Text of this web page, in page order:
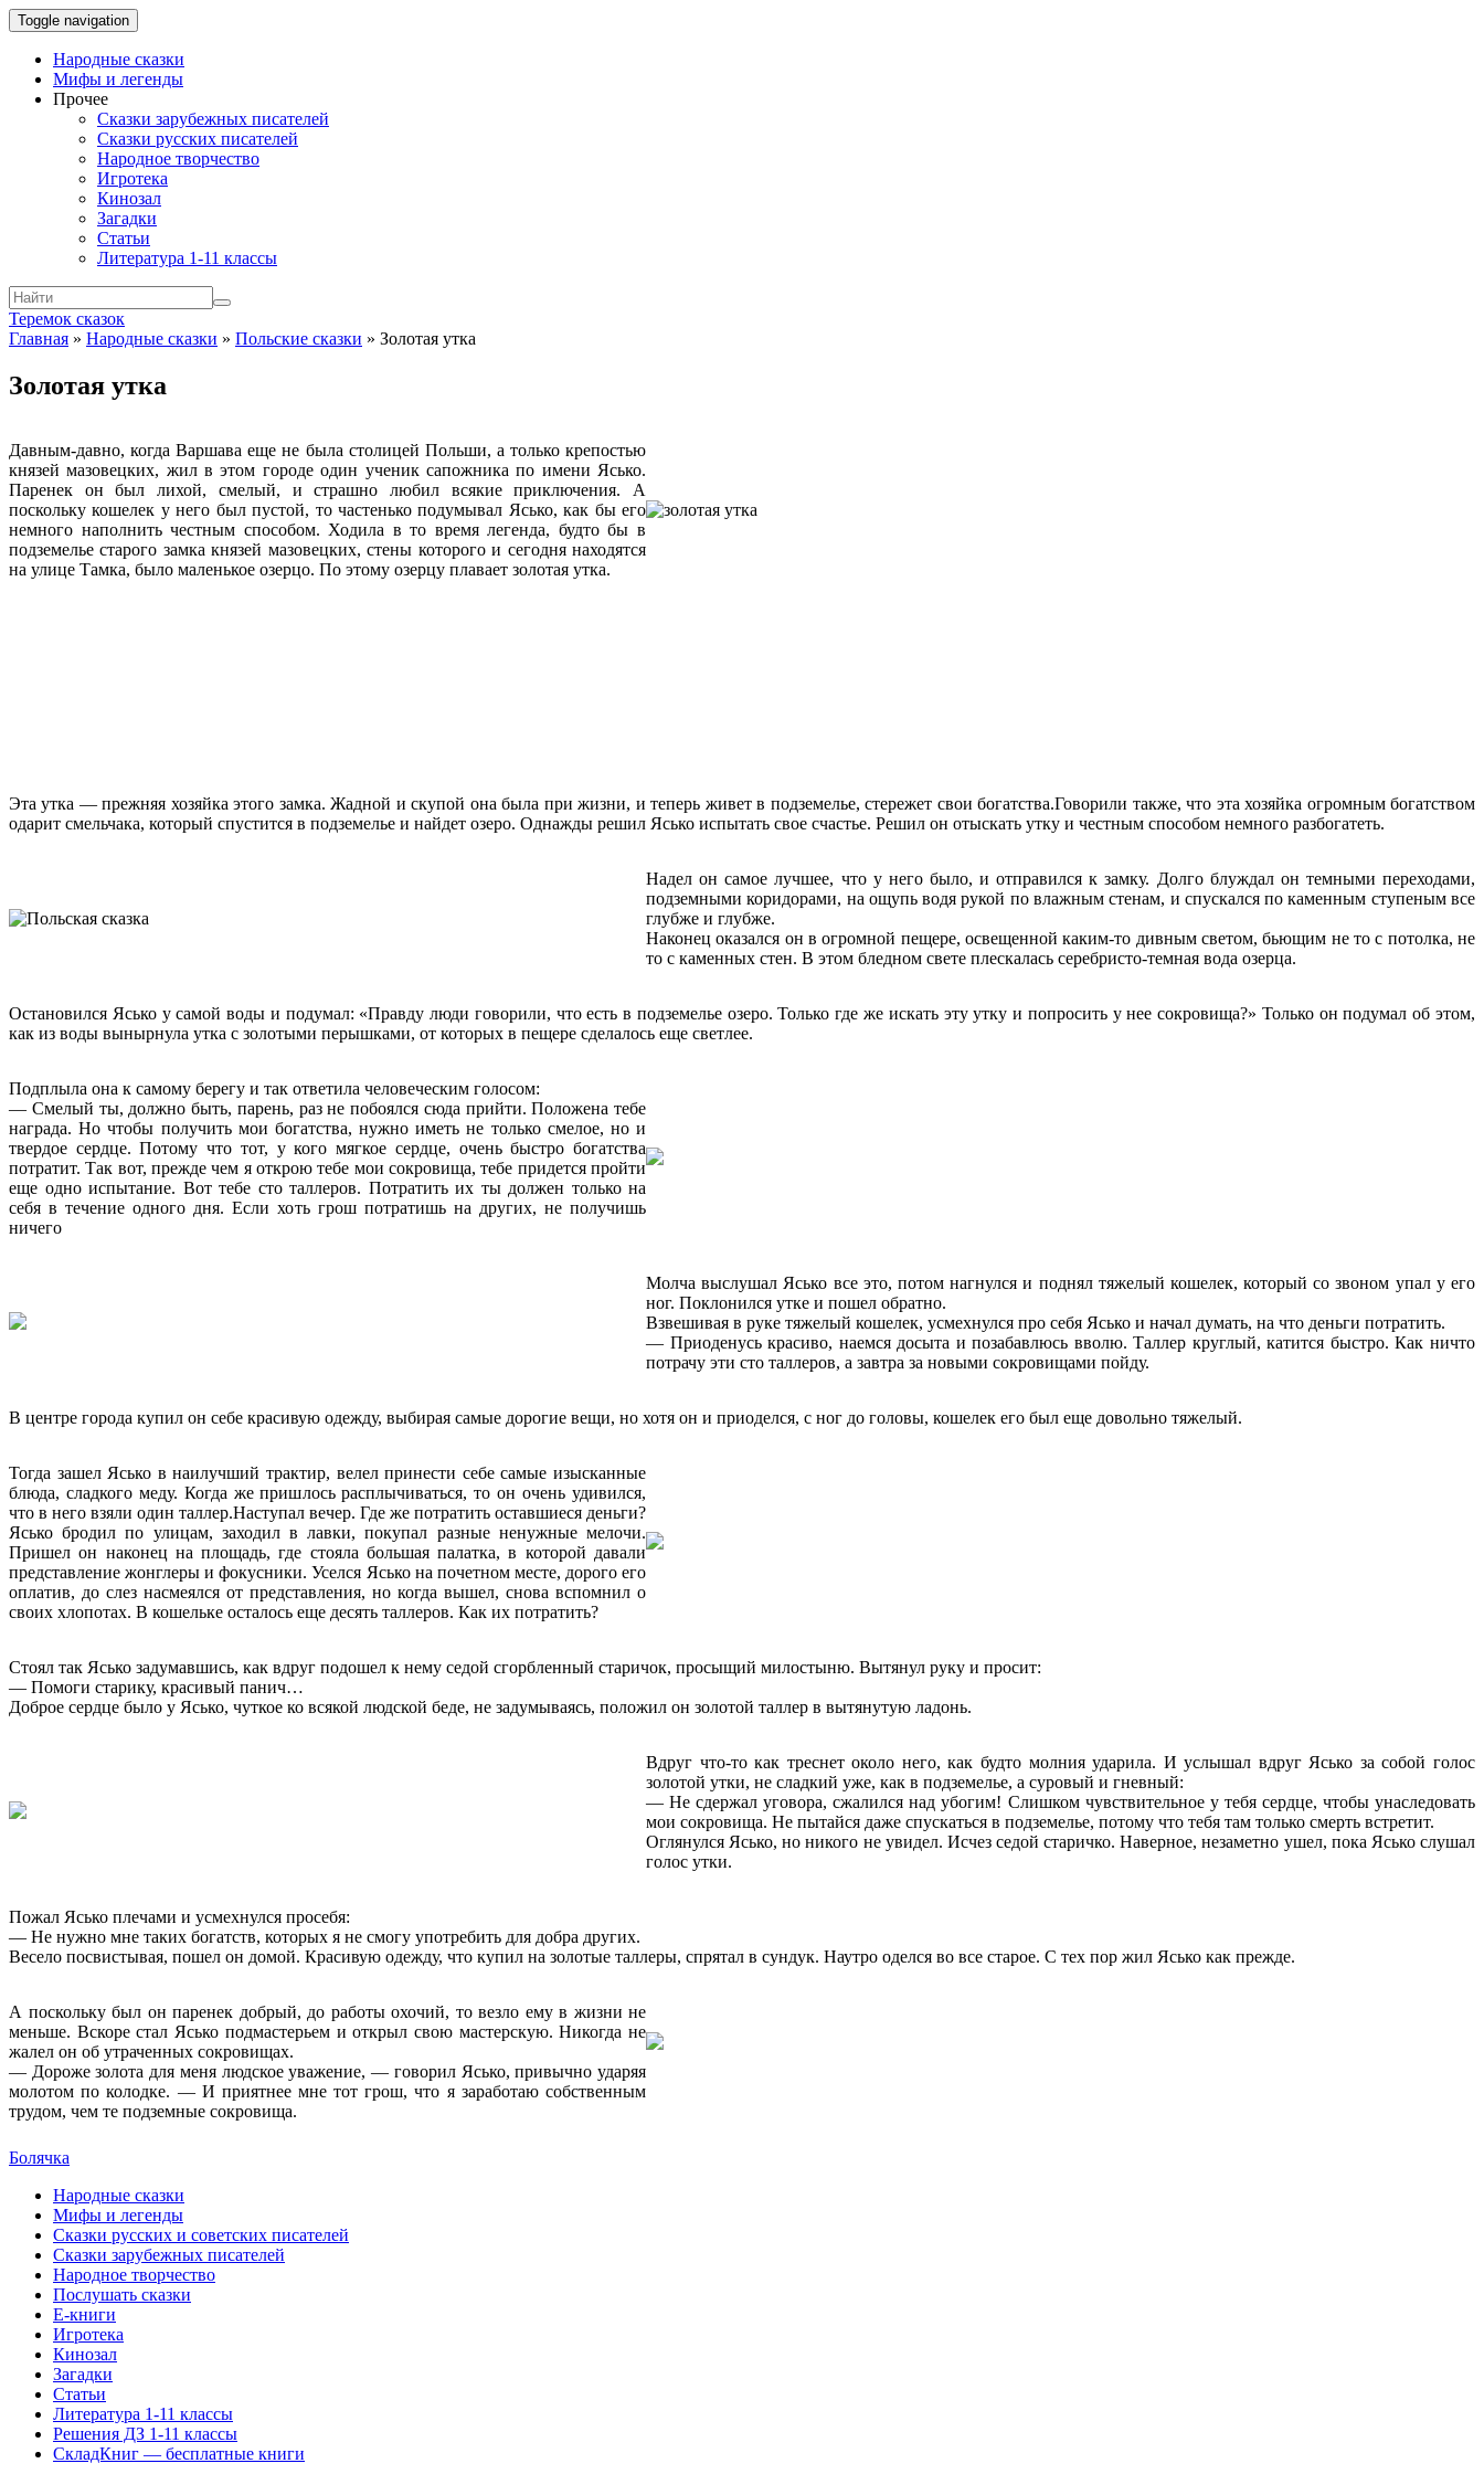
Toggle navigation
Народные сказки
Мифы и легенды
Прочее
Сказки зарубежных писателей
Сказки русских писателей
Народное творчество
Игротека
Кинозал
Загадки
Статьи
Литература 1-11 классы
Теремок сказок
Главная » Народные сказки » Польские сказки » Золотая утка
Золотая утка
Давным-давно, когда Варшава еще не была столицей Польши, а только крепостью
князей мазовецких, жил в этом городе один ученик сапожника по имени Ясько.
Паренек он был лихой, смелый, и страшно любил всякие приключения. А
поскольку кошелек у него был пустой, то частенько подумывал Ясько, как бы его
немного наполнить честным способом. Ходила в то время легенда, будто бы в
подземелье старого замка князей мазовецких, стены которого и сегодня находятся
на улице Тамка, было маленькое озерцо. По этому озерцу плавает золотая утка.
Эта утка — прежняя хозяйка этого замка. Жадной и скупой она была при жизни, и теперь живет в подземелье, стережет свои богатства.Говорили также, что эта хозяйка огромным богатством
одарит смельчака, который спустится в подземелье и найдет озеро. Однажды решил Ясько испытать свое счастье. Решил он отыскать утку и честным способом немного разбогатеть.
Надел он самое лучшее, что у него было, и отправился к замку. Долго блуждал он темными переходами,
подземными коридорами, на ощупь водя рукой по влажным стенам, и спускался по каменным ступеным все
глубже и глубже.
Наконец оказался он в огромной пещере, освещенной каким-то дивным светом, бьющим не то с потолка, не
то с каменных стен. В этом бледном свете плескалась серебристо-темная вода озерца.
Остановился Ясько у самой воды и подумал: «Правду люди говорили, что есть в подземелье озеро. Только где же искать эту утку и попросить у нее сокровища?» Только он подумал об этом,
как из воды вынырнула утка с золотыми перышками, от которых в пещере сделалось еще светлее.
Подплыла она к самому берегу и так ответила человеческим голосом:
— Смелый ты, должно быть, парень, раз не побоялся сюда прийти. Положена тебе
награда. Но чтобы получить мои богатства, нужно иметь не только смелое, но и
твердое сердце. Потому что тот, у кого мягкое сердце, очень быстро богатства
потратит. Так вот, прежде чем я открою тебе мои сокровища, тебе придется пройти
еще одно испытание. Вот тебе сто таллеров. Потратить их ты должен только на
себя в течение одного дня. Если хоть грош потратишь на других, не получишь
ничего
Молча выслушал Ясько все это, потом нагнулся и поднял тяжелый кошелек, который со звоном упал у его
ног. Поклонился утке и пошел обратно.
Взвешивая в руке тяжелый кошелек, усмехнулся про себя Ясько и начал думать, на что деньги потратить.
— Приоденусь красиво, наемся досыта и позабавлюсь вволю. Таллер круглый, катится быстро. Как ничто
потрачу эти сто таллеров, а завтра за новыми сокровищами пойду.
В центре города купил он себе красивую одежду, выбирая самые дорогие вещи, но хотя он и приоделся, с ног до головы, кошелек его был еще довольно тяжелый.
Тогда зашел Ясько в наилучший трактир, велел принести себе самые изысканные
блюда, сладкого меду. Когда же пришлось расплычиваться, то он очень удивился,
что в него взяли один таллер.Наступал вечер. Где же потратить оставшиеся деньги?
Ясько бродил по улицам, заходил в лавки, покупал разные ненужные мелочи.
Пришел он наконец на площадь, где стояла большая палатка, в которой давали
представление жонглеры и фокусники. Уселся Ясько на почетном месте, дорого его
оплатив, до слез насмеялся от представления, но когда вышел, снова вспомнил о
своих хлопотах. В кошельке осталось еще десять таллеров. Как их потратить?
Стоял так Ясько задумавшись, как вдруг подошел к нему седой сгорбленный старичок, просыщий милостыню. Вытянул руку и просит:
— Помоги старику, красивый панич…
Доброе сердце было у Ясько, чуткое ко всякой людской беде, не задумываясь, положил он золотой таллер в вытянутую ладонь.
Вдруг что-то как треснет около него, как будто молния ударила. И услышал вдруг Ясько за собой голос
золотой утки, не сладкий уже, как в подземелье, а суровый и гневный:
— Не сдержал уговора, сжалился над убогим! Слишком чувствительное у тебя сердце, чтобы унаследовать
мои сокровища. Не пытайся даже спускаться в подземелье, потому что тебя там только смерть встретит.
Оглянулся Ясько, но никого не увидел. Исчез седой старичко. Наверное, незаметно ушел, пока Ясько слушал
голос утки.
Пожал Ясько плечами и усмехнулся просебя:
— Не нужно мне таких богатств, которых я не смогу употребить для добра других.
Весело посвистывая, пошел он домой. Красивую одежду, что купил на золотые таллеры, спрятал в сундук. Наутро оделся во все старое. С тех пор жил Ясько как прежде.
А поскольку был он паренек добрый, до работы охочий, то везло ему в жизни не
меньше. Вскоре стал Ясько подмастерьем и открыл свою мастерскую. Никогда не
жалел он об утраченных сокровищах.
— Дороже золота для меня людское уважение, — говорил Ясько, привычно ударяя
молотом по колодке. — И приятнее мне тот грош, что я заработаю собственным
трудом, чем те подземные сокровища.
Болячка
Народные сказки
Мифы и легенды
Сказки русских и советских писателей
Сказки зарубежных писателей
Народное творчество
Послушать сказки
Е-книги
Игротека
Кинозал
Загадки
Статьи
Литература 1-11 классы
Решения ДЗ 1-11 классы
СкладКниг — бесплатные книги